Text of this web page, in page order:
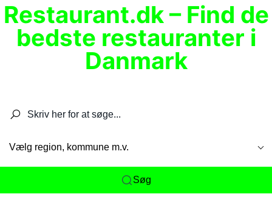
Restaurant.dk – Find de
bedste restauranter i
Danmark
Vælg region, kommune m.v.
Søg